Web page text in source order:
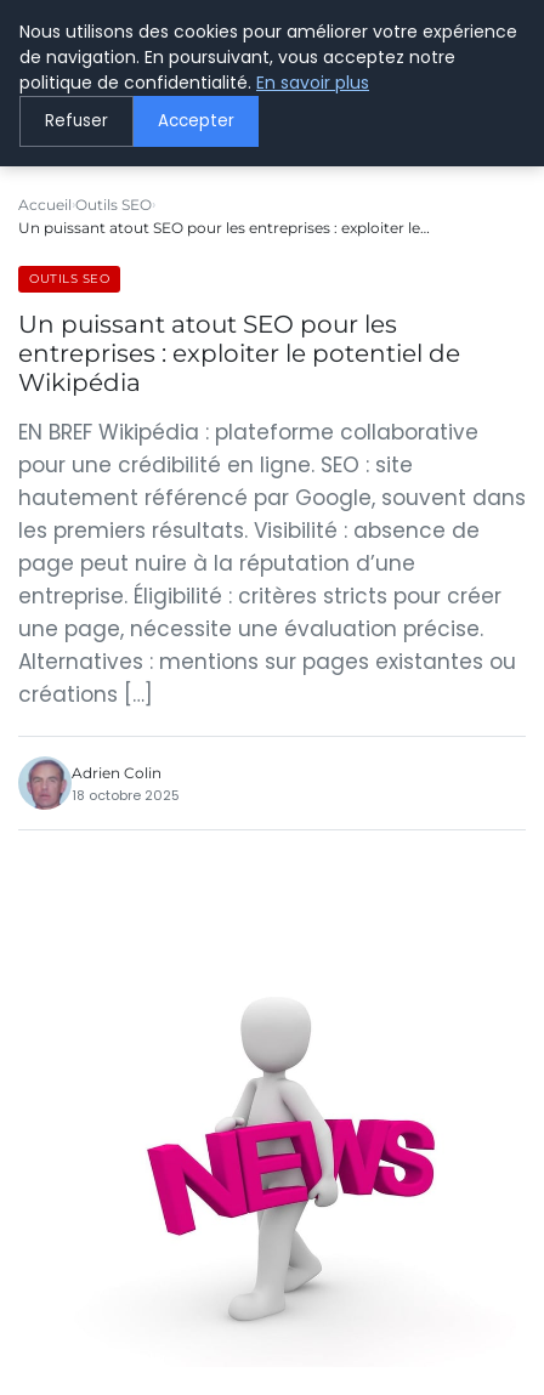
LE WEBMARKETING
Accueil Outils SEO
Un puissant atout SEO pour les entreprises : exploiter le…
OUTILS SEO
Un puissant atout SEO pour les
entreprises : exploiter le potentiel de
Wikipédia
EN BREF Wikipédia : plateforme collaborative
pour une crédibilité en ligne. SEO : site
hautement référencé par Google, souvent dans
les premiers résultats. Visibilité : absence de
page peut nuire à la réputation d’une
entreprise. Éligibilité : critères stricts pour créer
une page, nécessite une évaluation précise.
Alternatives : mentions sur pages existantes ou
créations […]
Adrien Colin
18 octobre 2025
Nous utilisons des cookies pour améliorer votre expérience
de navigation. En poursuivant, vous acceptez notre
politique de confidentialité. En savoir plus
Refuser Accepter